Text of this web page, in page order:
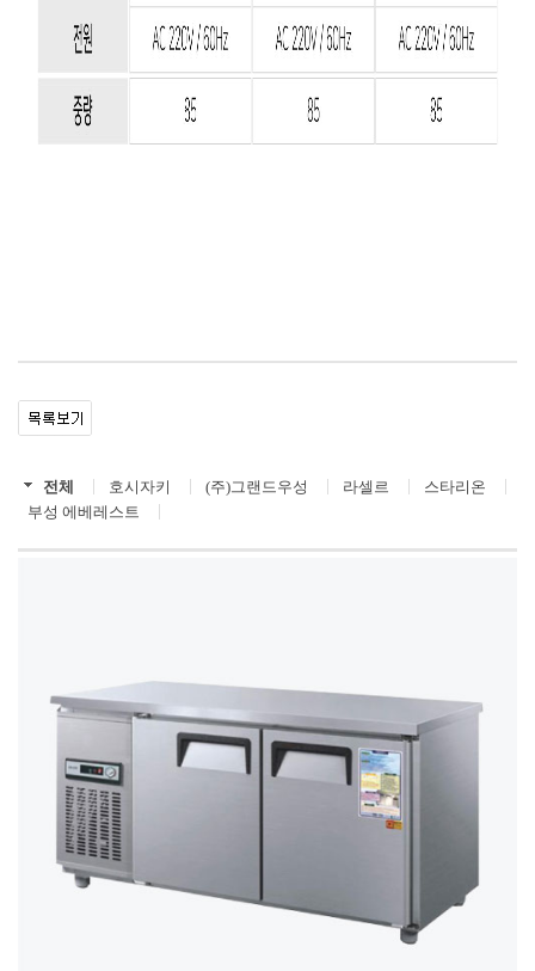
전체 호시자키 (주)그랜드우성 라셀르
스타리온
부성 에베레스트